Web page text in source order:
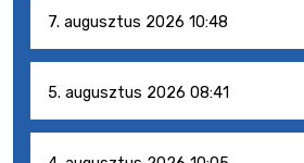
7. augusztus 2026 10:48
5. augusztus 2026 08:41